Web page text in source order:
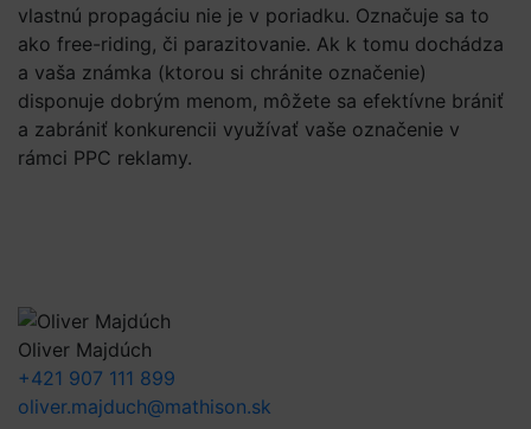
vlastnú propagáciu nie je v poriadku. Označuje sa to
ako free-riding, či parazitovanie. Ak k tomu dochádza
a vaša známka (ktorou si chránite označenie)
disponuje dobrým menom, môžete sa efektívne brániť
a zabrániť konkurencii využívať vaše označenie v
rámci PPC reklamy.
Oliver Majdúch
+421 907 111 899
oliver.majduch@mathison.sk